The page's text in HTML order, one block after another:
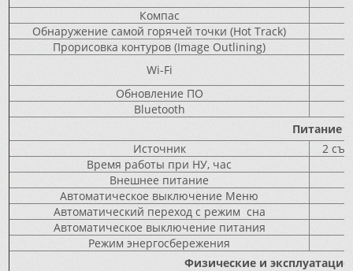
Компас
Обнаружение самой горячей точки (Hot Track)
Прорисовка контуров (Image Outlining)
Wi-Fi
Обновление ПО
Bluetooth
Питание
Источник
2
Время работы при НУ, час
Внешнее питание
Автоматическое выключение Меню
Автоматический переход с режим сна
Автоматическое выключение питания
Режим энергосбережения
Физические и